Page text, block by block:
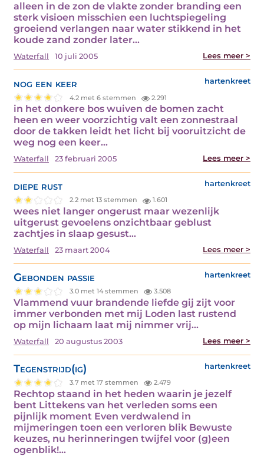
alleen in de zon de vlakte zonder branding een
sterk visioen misschien een luchtspiegeling
groeiend verlangen naar water stikkend in het
koude zand zonder later…
Waterfall 10 juli 2005 Lees meer >
nog een keer hartenkreet
4.2 met 6 stemmen 2.291
in het donkere bos wuiven de bomen zacht
heen en weer voorzichtig valt een zonnestraal
door de takken leidt het licht bij vooruitzicht de
weg nog een keer…
Waterfall 23 februari 2005 Lees meer >
diepe rust hartenkreet
2.2 met 13 stemmen 1.601
wees niet langer ongerust maar wezenlijk
uitgerust gevoelens onzichtbaar geblust
zachtjes in slaap gesust…
Waterfall 23 maart 2004 Lees meer >
Gebonden passie hartenkreet
3.0 met 14 stemmen 3.508
Vlammend vuur brandende liefde gij zijt voor
immer verbonden met mij Loden last rustend
op mijn lichaam laat mij nimmer vrij…
Waterfall 20 augustus 2003 Lees meer >
Tegenstrijd(ig) hartenkreet
3.7 met 17 stemmen 2.479
Rechtop staand in het heden waarin je jezelf
bent Littekens van het verleden soms een
pijnlijk moment Even verdwalend in
mijmeringen toen een verloren blik Bewuste
keuzes, nu herinneringen twijfel voor (g)een
ogenblik!…